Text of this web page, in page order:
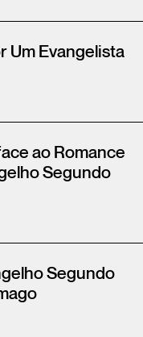
Um Evangelista
ao Romance
Segundo
Segundo